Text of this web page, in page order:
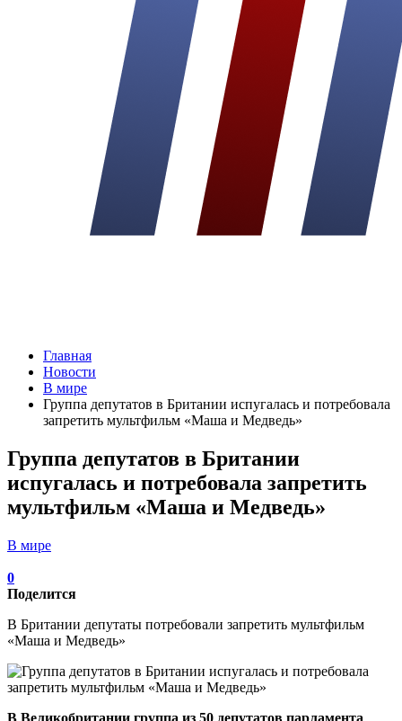
Главная
Новости
В мире
Группа депутатов в Британии испугалась и потребовала
запретить мультфильм «Маша и Медведь»
Группа депутатов в Британии
испугалась и потребовала запретить
мультфильм «Маша и Медведь»
В мире
0
Поделится
В Британии депутаты потребовали запретить мультфильм
«Маша и Медведь»
В Великобритании группа из 50 депутатов парламента